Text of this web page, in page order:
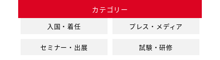
カテゴリー
入国・着任 プレス・メディア
セミナー・出展 試験・研修